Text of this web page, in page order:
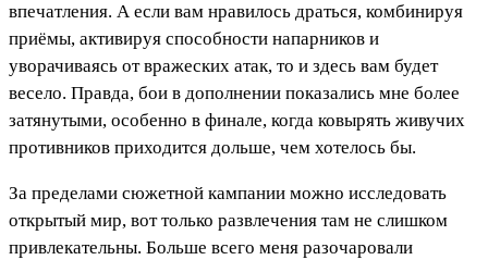
впечатления. А если вам нравилось драться, комбинируя
приёмы, активируя способности напарников и
уворачиваясь от вражеских атак, то и здесь вам будет
весело. Правда, бои в дополнении показались мне более
затянутыми, особенно в финале, когда ковырять живучих
противников приходится дольше, чем хотелось бы.
За пределами сюжетной кампании можно исследовать
открытый мир, вот только развлечения там не слишком
привлекательны. Больше всего меня разочаровали